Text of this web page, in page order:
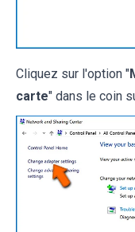
Cliquez sur l'option "
carte" dans le coin